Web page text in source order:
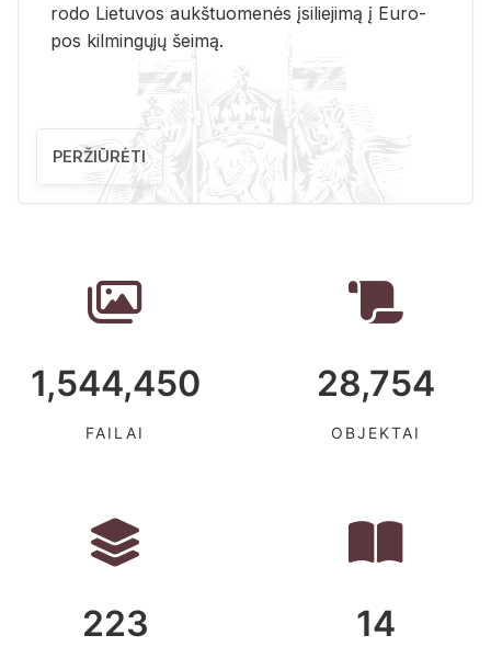
ro­do Lie­tu­vos aukš­tuo­me­nės įsi­lie­ji­mą į Eu­ro­
pos kil­min­gų­jų šei­mą.
PERŽIŪRĖTI
1,544,450
FAILAI
28,754
OBJEKTAI
223 14